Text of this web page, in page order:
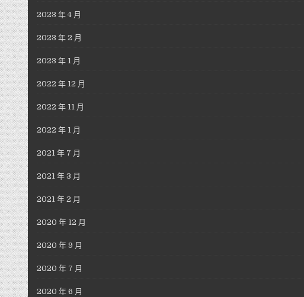
2023 年 4 月
2023 年 2 月
2023 年 1 月
2022 年 12 月
2022 年 11 月
2022 年 1 月
2021 年 7 月
2021 年 3 月
2021 年 2 月
2020 年 12 月
2020 年 9 月
2020 年 7 月
2020 年 6 月